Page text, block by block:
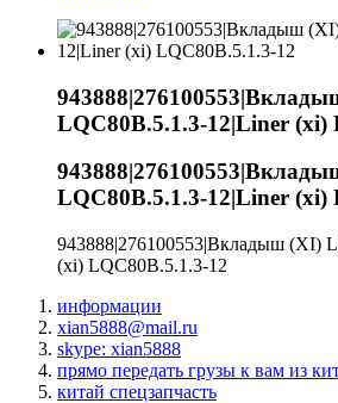
LQC80B.5.1.3-12|Liner (xi)
LQC80B.5.1.3-12|Liner (xi)
943888|276100553|Вкладыш (XI)
(xi) LQC80B.5.1.3-12
информации
xian5888@mail.ru
skype: xian5888
прямо передать грузы к вам из
китай спецзапчасть